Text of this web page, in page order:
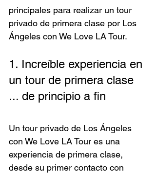
principales para realizar un tour
privado de primera clase por Los
Ángeles con We Love LA Tour.
1. Increíble experiencia en
un tour de primera clase
... de principio a fin
Un tour privado de Los Ángeles
con We Love LA Tour es una
experiencia de primera clase,
desde su primer contacto con